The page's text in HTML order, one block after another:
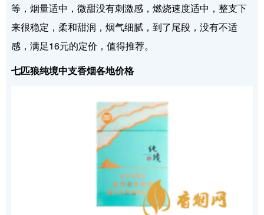
等，烟量适中，微甜没有刺激感，燃烧速度适中，整支下
来很稳定，柔和甜润，烟气细腻，到了尾段，没有不适
感，满足16元的定价，值得推荐。
七匹狼纯境中支香烟各地价格